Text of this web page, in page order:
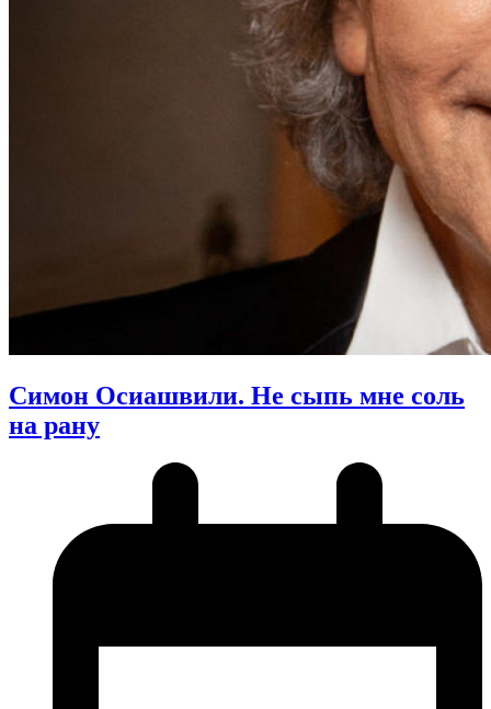
Симон Осиашвили. Не сыпь мне соль
на рану